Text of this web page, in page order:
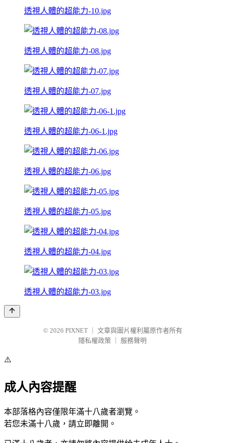
透視人體的超能力-10.jpg
透視人體的超能力-08.jpg
透視人體的超能力-07.jpg
透視人體的超能力-06-1.jpg
透視人體的超能力-06.jpg
透視人體的超能力-05.jpg
透視人體的超能力-04.jpg
透視人體的超能力-03.jpg
© 2026 PIXNET
文章與圖片權利屬原作者所有
隱私權政策
服務聲明
⚠️
成人內容提醒
本部落格內容僅限年滿十八歲者瀏覽。
若您未滿十八歲，請立即離開。